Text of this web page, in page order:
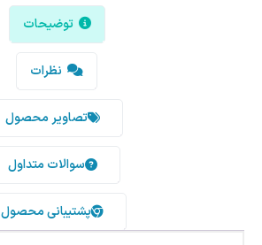
توضیحات
نظرات
تصاویر محصول
سوالات متداول
پشتیبانی محصول